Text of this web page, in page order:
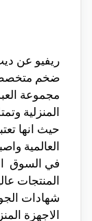
ريفيو عن
ضخم متخصص
مجموعة
المنزلية
حيث انها
العالمية
في السوق
المنتجات
شهادات
الاجهزة